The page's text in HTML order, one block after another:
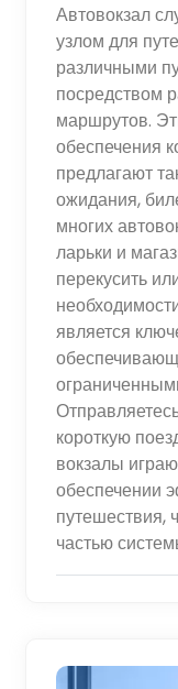
Автовокзал
узлом для
различными
посредством
маршрутов.
обеспечения
предлагают
ожидания,
многих
ларьки и
перекусить
является
короткую
вокзалы
обеспечении
путешествия,
частью